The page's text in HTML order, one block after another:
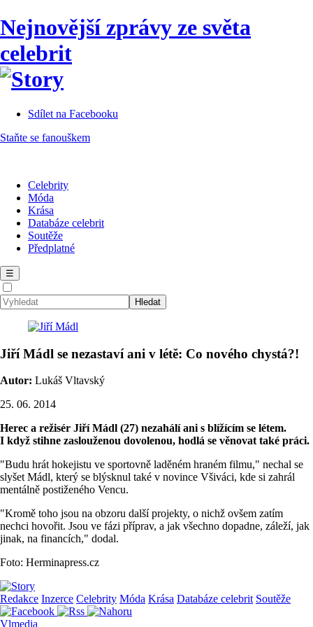
Nejnovější zprávy ze světa
celebrit
Sdílet na Facebooku
Staňte se fanouškem
Celebrity
Móda
Krása
Databáze celebrit
Soutěže
Předplatné
☰
Jiří Mádl se nezastaví ani v létě: Co nového chystá?!
Autor: Lukáš Vltavský
25. 06. 2014
Herec a režisér Jiří Mádl (27) nezahálí ani s blížícím se létem.
I když stihne zaslouženou dovolenou, hodlá se věnovat také práci.
"Budu hrát hokejistu ve sportovně laděném hraném filmu," nechal se
slyšet Mádl, který se blýsknul také v novince Všiváci, kde si zahrál
mentálně postiženého Vencu.
"Kromě toho jsou na obzoru další projekty, o nichž ovšem zatím
nechci hovořit. Jsou ve fázi příprav, a jak všechno dopadne, záleží, jak
jinak, na financích," dodal.
Foto: Herminapress.cz
Redakce Inzerce Celebrity Móda Krása Databáze celebrit Soutěže
Vlmedia